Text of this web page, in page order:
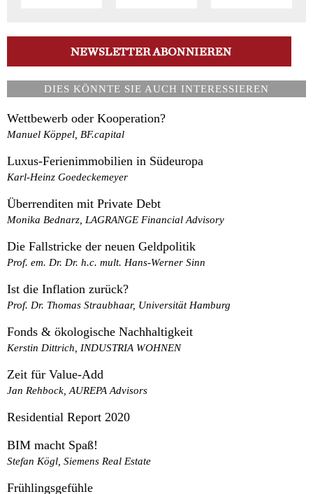
DIES KÖNNTE SIE AUCH INTERESSIEREN
Wettbewerb oder Kooperation?
Manuel Köppel, BF.capital
Luxus-Ferienimmobilien in Südeuropa
Karl-Heinz Goedeckemeyer
Überrenditen mit Private Debt
Monika Bednarz, LAGRANGE Financial Advisory
Die Fallstricke der neuen Geldpolitik
Prof. em. Dr. Dr. h.c. mult. Hans-Werner Sinn
Ist die Inflation zurück?
Prof. Dr. Thomas Straubhaar, Universität Hamburg
Fonds & ökologische Nachhaltigkeit
Kerstin Dittrich, INDUSTRIA WOHNEN
Zeit für Value-Add
Jan Rehbock, AUREPA Advisors
Residential Report 2020
BIM macht Spaß!
Stefan Kögl, Siemens Real Estate
Frühlingsgefühle